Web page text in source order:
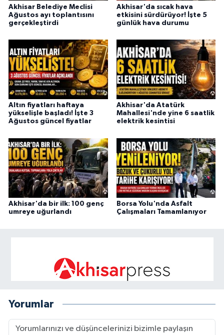
Akhisar Belediye Meclisi
Ağustos ayı toplantısını
gerçekleştirdi
Akhisar'da sıcak hava
etkisini sürdürüyor! İşte 5
günlük hava durumu
Altın fiyatları haftaya
yükselişle başladı! İşte 3
Ağustos güncel fiyatlar
Akhisar'da Atatürk
Mahallesi'nde yine 6 saatlik
elektrik kesintisi
Akhisar'da bir ilk: 100 genç
umreye uğurlandı
Borsa Yolu'nda Asfalt
Çalışmaları Tamamlanıyor
Yorumlar